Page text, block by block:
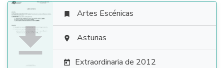

 Artes Escénicas
 Asturias
 Extraordinaria de 2012